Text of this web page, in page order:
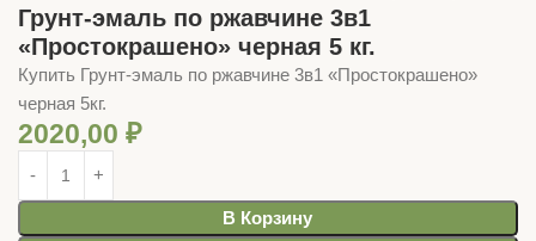
Грунт-эмаль по ржавчине 3в1
«Простокрашено» черная 5 кг.
Купить Грунт-эмаль по ржавчине 3в1 «Простокрашено»
черная 5кг.
2020,00 ₽
В Корзину